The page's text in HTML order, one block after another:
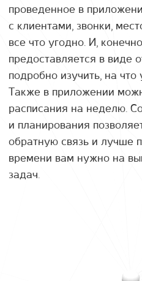
проведенное в
с клиентами, звонки,
все что угодно. И,
предоставляется в виде
подробно изучить, на
Также в приложении
расписания на неделю.
и планирования
обратную связь и лучше
времени вам нужно на
задач.